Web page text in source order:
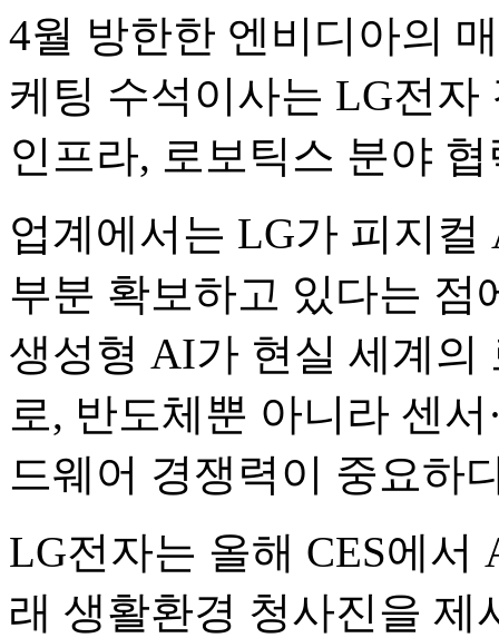
4월 방한한 엔비디아의
케팅 수석이사는 LG전
인프라, 로보틱스 분야
업계에서는 LG가 피지
부분 확보하고 있다는
생성형 AI가 현실 세계의
로, 반도체뿐 아니라 센서
드웨어 경쟁력이 중요하
LG전자는 올해 CES에
래 생활환경 청사진을 제